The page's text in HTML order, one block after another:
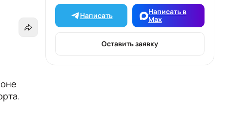
Написать
Написать в
Max
Оставить заявку